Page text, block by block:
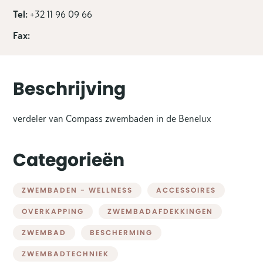
Tel:+32 11 96 09 66
Fax:
Beschrijving
verdeler van Compass zwembaden in de Benelux
Categorieën
ZWEMBADEN - WELLNESS ACCESSOIRES
OVERKAPPING ZWEMBADAFDEKKINGEN
ZWEMBAD BESCHERMING
ZWEMBADTECHNIEK